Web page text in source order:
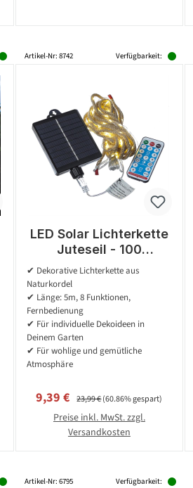
Artikel-Nr: 8742 Verfügbarkeit:
LED Solar Lichterkette
Juteseil - 100
warmweiße LED - L: 5m
- 8 Funktionen/USB -
Fernbedienung
✔ Dekorative Lichterkette aus
Naturkordel
✔ Länge: 5m, 8 Funktionen,
Fernbedienung
✔ Für individuelle Dekoideen in
Deinem Garten
✔ Für wohlige und gemütliche
Atmosphäre
Verkaufspreis:
9,39 € Regulärer Preis:
23,99 €(60.86% gespart)
Preise inkl. MwSt. zzgl.
Versandkosten
Artikel-Nr: 6795 Verfügbarkeit: